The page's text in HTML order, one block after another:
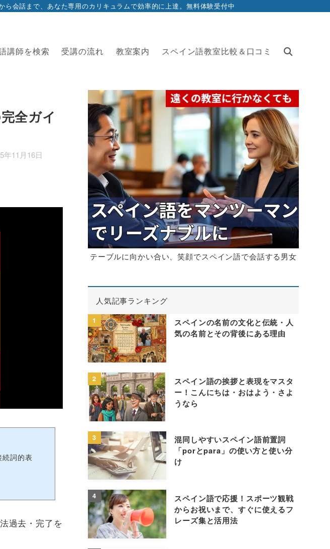
会話まで、あなた専用のカリキュラムで効率的に上達。無料体験受付中
講師を検索 受講の流れ 教室案内 スペイン語教室比較＆口コミ
全ガイ
年11月16日
詞的表
過去・完了を
テーブルに向かい合い、笑顔でスペイン語で会話する男女
人気記事ランキング
1
スペインの名前の文化と伝統・人
気の名前とその背後にある理由
2
スペイン語の挨拶と表現をマスタ
ー！こんにちは・おはよう・さよ
うなら
3
混同しやすいスペイン語前置詞
「porとpara」の使い方と使い分
け
4
スペイン語で応援！スポーツ観戦
からお祝いまで、すぐに使えるフ
レーズ集と活用法